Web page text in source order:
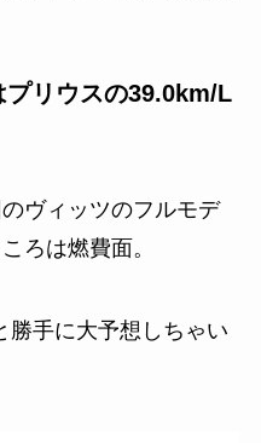
リウスの39.0km/L
ヴィッツのフルモデ
ろは燃費面。
勝手に大予想しちゃい